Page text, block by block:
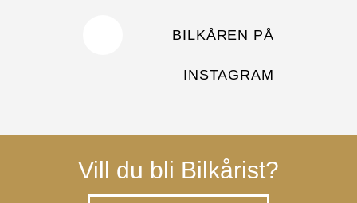
BILKÅREN PÅ
INSTAGRAM
Vill du bli Bilkårist?